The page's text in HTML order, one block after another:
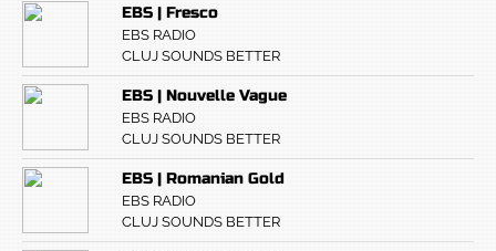
EBS | Fresco
EBS RADIO
CLUJ SOUNDS BETTER
EBS | Nouvelle Vague
EBS RADIO
CLUJ SOUNDS BETTER
EBS | Romanian Gold
EBS RADIO
CLUJ SOUNDS BETTER